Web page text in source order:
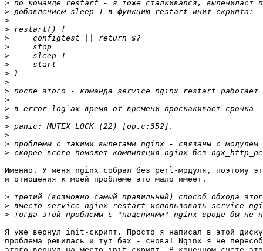
>
>
>
>
>
>
>
>
>
>
>
>
>
>
>
>
>
>
Именно. У меня nginx собрал без perl-модуля, поэтому
и отношения к моей проблеме это мало имеет.
>
>
>
Я уже вернул init-скрипт. Просто я написал в этой
проблема решилась и тут бах - снова! Nginx я не